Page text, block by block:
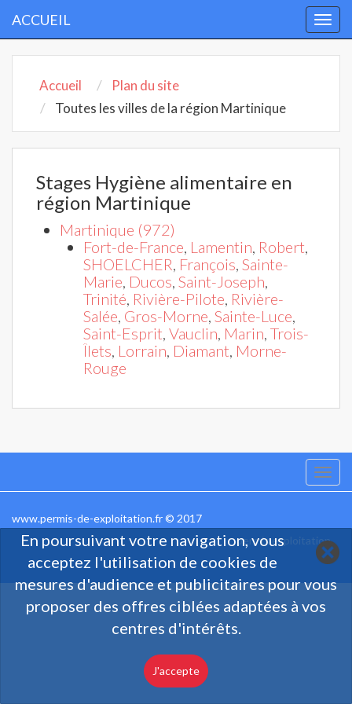
ACCUEIL
Accueil
Plan du site
Toutes les villes de la région Martinique
Stages Hygiène alimentaire en
région Martinique
Martinique (972)
Fort-de-France, Lamentin, Robert,
SHOELCHER, François, Sainte-
Marie, Ducos, Saint-Joseph,
Trinité, Rivière-Pilote, Rivière-
Salée, Gros-Morne, Sainte-Luce,
Saint-Esprit, Vauclin, Marin, Trois-
Îlets, Lorrain, Diamant, Morne-
Rouge
www.permis-de-exploitation.fr © 2017
permis exploitation
En poursuivant votre navigation, vous
acceptez l'utilisation de cookies de
mesures d'audience et publicitaires pour vous
proposer des offres ciblées adaptées à vos
centres d'intérêts.